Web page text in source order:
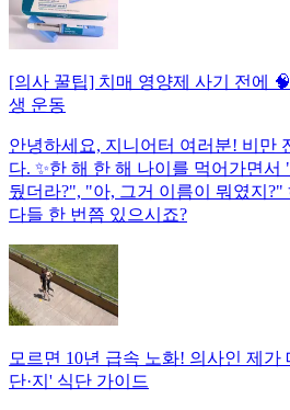
[의사 꿀팁] 치매 영양제 사기 전에
생 운동
안녕하세요, 지니어터 여러분! 비만
다. ✨한 해 한 해 나이를 먹어가면서
뒀더라?", "아, 그거 이름이 뭐였지
다들 한 번쯤 있으시죠?
모르면 10년 급속 노화! 의사인 제가
단·지' 식단 가이드